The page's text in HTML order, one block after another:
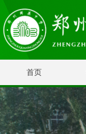
首页